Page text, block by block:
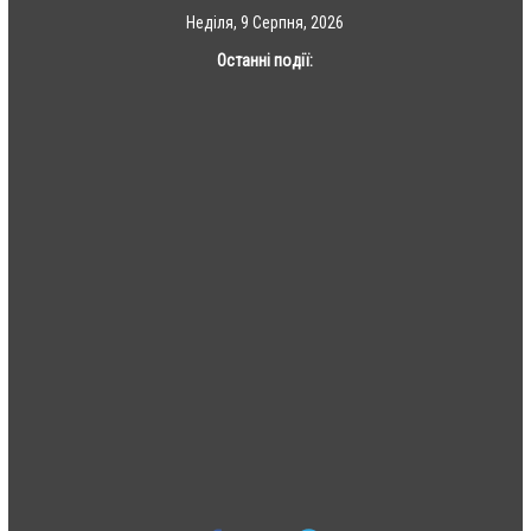
Неділя, 9 Серпня, 2026
Останні події: